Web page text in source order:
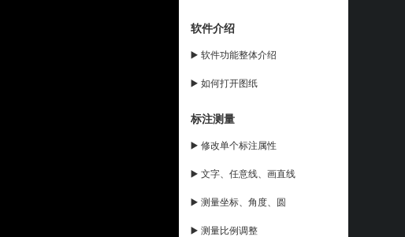
软件介绍
▶️ 软件功能整体介绍
▶️ 如何打开图纸
标注测量
▶️ 修改单个标注属性
▶️ 文字、任意线、画直线
▶️ 测量坐标、角度、圆
▶️ 测量比例调整